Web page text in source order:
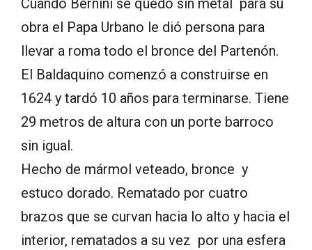
Cuando Bernini se quedó sin metal para su
obra el Papa Urbano le dió persona para
llevar a roma todo el bronce del Partenón.
El Baldaquino comenzó a construirse en
1624 y tardó 10 años para terminarse. Tiene
29 metros de altura con un porte barroco
sin igual.
Hecho de mármol veteado, bronce y
estuco dorado. Rematado por cuatro
brazos que se curvan hacia lo alto y hacia el
interior, rematados a su vez por una esfera